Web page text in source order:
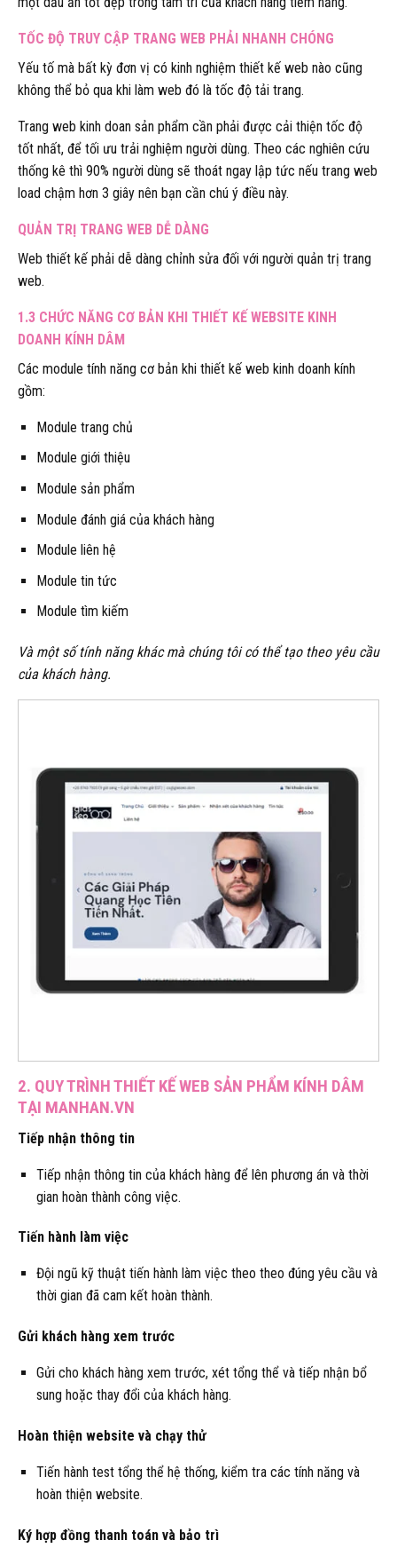
TỐC ĐỘ TRUY CẬP TRANG WEB PHẢI NHANH CHÓNG
Yếu tố mà bất kỳ đơn vị có kinh nghiệm thiết kế web nào cũng
không thể bỏ qua khi làm web đó là tốc độ tải trang.
Trang web kinh doan sản phẩm cần phải được cải thiện tốc độ
tốt nhất, để tối ưu trải nghiệm người dùng. Theo các nghiên cứu
thống kê thì 90% người dùng sẽ thoát ngay lập tức nếu trang web
load chậm hơn 3 giây nên bạn cần chú ý điều này.
QUẢN TRỊ TRANG WEB DỄ DÀNG
Web thiết kế phải dễ dàng chỉnh sửa đối với người quản trị trang
web.
1.3 CHỨC NĂNG CƠ BẢN KHI THIẾT KẾ WEBSITE KINH
DOANH KÍNH DÂM
Các module tính năng cơ bản khi thiết kế web kinh doanh kính
gồm:
Module trang chủ
Module giới thiệu
Module sản phẩm
Module đánh giá của khách hàng
Module liên hệ
Module tin tức
Module tìm kiếm
Và một số tính năng khác mà chúng tôi có thể tạo theo yêu cầu
của khách hàng.
2. QUY TRÌNH THIẾT KẾ WEB SẢN PHẨM KÍNH DÂM
TẠI MANHAN.VN
Tiếp nhận thông tin
Tiếp nhận thông tin của khách hàng để lên phương án và thời
gian hoàn thành công việc.
Tiến hành làm việc
Đội ngũ kỹ thuật tiến hành làm việc theo theo đúng yêu cầu và
thời gian đã cam kết hoàn thành.
Gửi khách hàng xem trước
Gửi cho khách hàng xem trước, xét tổng thể và tiếp nhận bổ
sung hoặc thay đổi của khách hàng.
Hoàn thiện website và chạy thử
Tiến hành test tổng thể hệ thống, kiểm tra các tính năng và
hoàn thiện website.
Ký hợp đồng thanh toán và bảo trì